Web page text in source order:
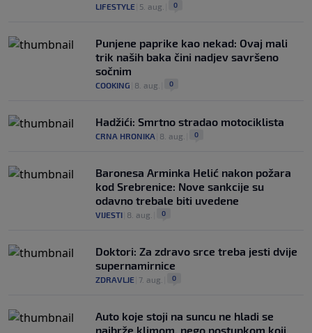
LIFESTYLE 5. aug. 0
Punjene paprike kao nekad: Ovaj mali
trik naših baka čini nadjev savršeno
sočnim
COOKING 8. aug. 0
Hadžići: Smrtno stradao motociklista
CRNA HRONIKA 8. aug. 0
Baronesa Arminka Helić nakon požara
kod Srebrenice: Nove sankcije su
odavno trebale biti uvedene
VIJESTI 8. aug. 0
Doktori: Za zdravo srce treba jesti dvije
supernamirnice
ZDRAVLJE 7. aug. 0
Auto koje stoji na suncu ne hladi se
najbrže klimom, nego postupkom koji